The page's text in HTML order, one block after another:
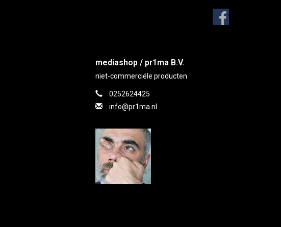
mediashop / pr1ma B.V.
niet-commerciële producten
0252624425
info@pr1ma.nl